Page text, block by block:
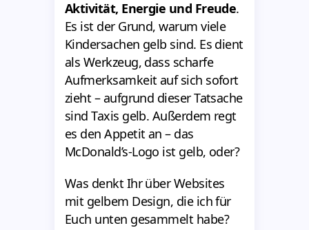
Aktivität, Energie und Freude.
Es ist der Grund, warum viele
Kindersachen gelb sind. Es dient
als Werkzeug, dass scharfe
Aufmerksamkeit auf sich sofort
zieht – aufgrund dieser Tatsache
sind Taxis gelb. Außerdem regt
es den Appetit an – das
McDonald’s-Logo ist gelb, oder?
Was denkt Ihr über Websites
mit gelbem Design, die ich für
Euch unten gesammelt habe?